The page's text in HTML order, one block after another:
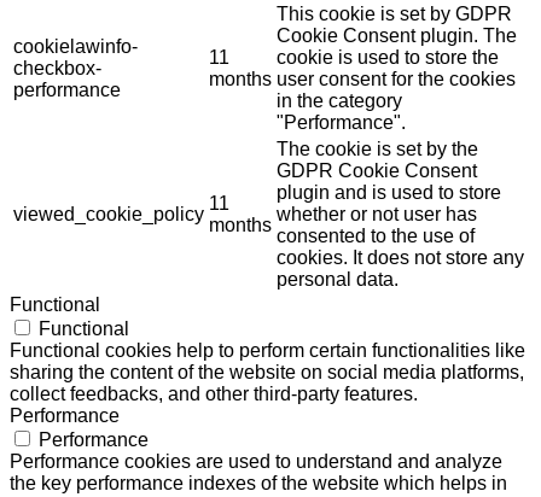
cookielawinfo-
checkbox-
performance
11
months
This cookie is set by GDPR
Cookie Consent plugin. The
cookie is used to store the
user consent for the cookies
in the category
"Performance".
viewed_cookie_policy
11
months
The cookie is set by the
GDPR Cookie Consent
plugin and is used to store
whether or not user has
consented to the use of
cookies. It does not store any
personal data.
Functional
Functional
Functional cookies help to perform certain functionalities like
sharing the content of the website on social media platforms,
collect feedbacks, and other third-party features.
Performance
Performance
Performance cookies are used to understand and analyze
the key performance indexes of the website which helps in